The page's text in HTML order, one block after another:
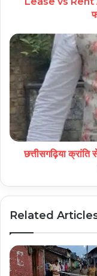
छत्तीसगढ़िया
Related